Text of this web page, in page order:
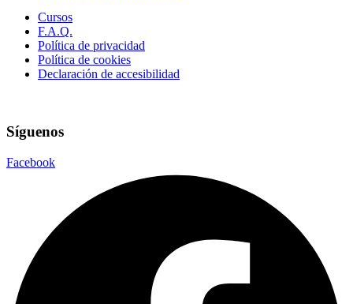
Cursos
F.A.Q.
Política de privacidad
Política de cookies
Declaración de accesibilidad
Síguenos
Facebook